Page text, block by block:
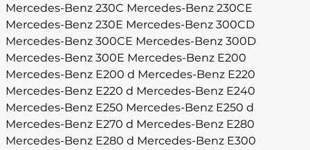
Mercedes-Benz 230C Mercedes-Benz 230CE
Mercedes-Benz 230E Mercedes-Benz 300CD
Mercedes-Benz 300CE Mercedes-Benz 300D
Mercedes-Benz 300E Mercedes-Benz E200
Mercedes-Benz E200 d Mercedes-Benz E220
Mercedes-Benz E220 d Mercedes-Benz E240
Mercedes-Benz E250 Mercedes-Benz E250 d
Mercedes-Benz E270 d Mercedes-Benz E280
Mercedes-Benz E280 d Mercedes-Benz E300